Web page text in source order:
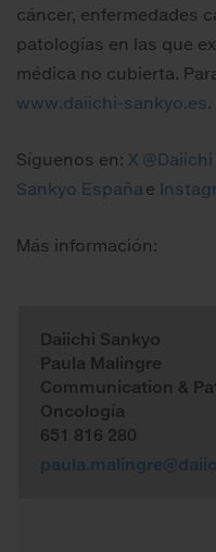
cáncer, enfermedades
patologías en las que
médica no cubierta.
www.daiichi-sankyo.es.
Síguenos en: X
Sankyo Españae
Más información:
Daiichi Sankyo
Paula Malingre
Communication &
Oncología
651 816 280